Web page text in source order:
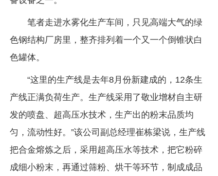
笔者走进水雾化生产车间，只见高端大气的绿
色钢结构厂房里，整齐排列着一个又一个倒锥状白
色罐体。
“这里的生产线是去年8月份新建成的，12条生
产线正满负荷生产。生产线采用了敬业增材自主研
发的喷盘、超高压水技术，生产出的粉末品质均
匀，流动性好。”该公司副总经理崔栋梁说，生产线
把合金熔炼之后，采用超高压水等技术，把它粉碎
成细小粉末，再通过筛粉、烘干等环节，制成成品